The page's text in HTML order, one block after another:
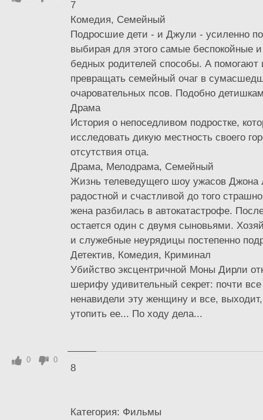
7
Комедия, Семейный
Подросшие дети - и Джули - усиленно
выбирая для этого самые беспокойные
бедных родителей способы. А помогают
превращать семейный очаг в
очаровательных псов. Подобно
Драма
История о непоседливом подростке,
исследовать дикую местность своего
отсутствия отца.
Драма, Мелодрама, Семейный
Жизнь телеведущего шоу ужасов
радостной и счастливой до того
жена разбилась в автокатастрофе.
остается один с двумя сыновьями.
и служебные неурядицы постепенно
Детектив, Комедия, Криминал
Убийство эксцентричной Моны Дирли
шерифу удивительный секрет: почти все
ненавидели эту женщину и все,
утопить ее... По ходу дела...
8
Категория: Фильмы
0 0